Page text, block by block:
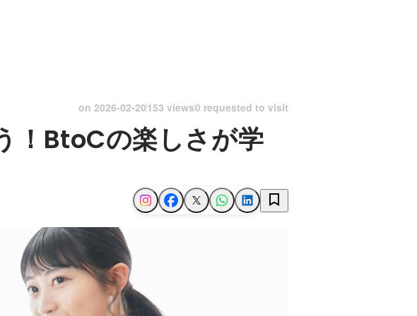
on 2026-02-20153 views0 requested to visit
！BtoCの楽しさが学